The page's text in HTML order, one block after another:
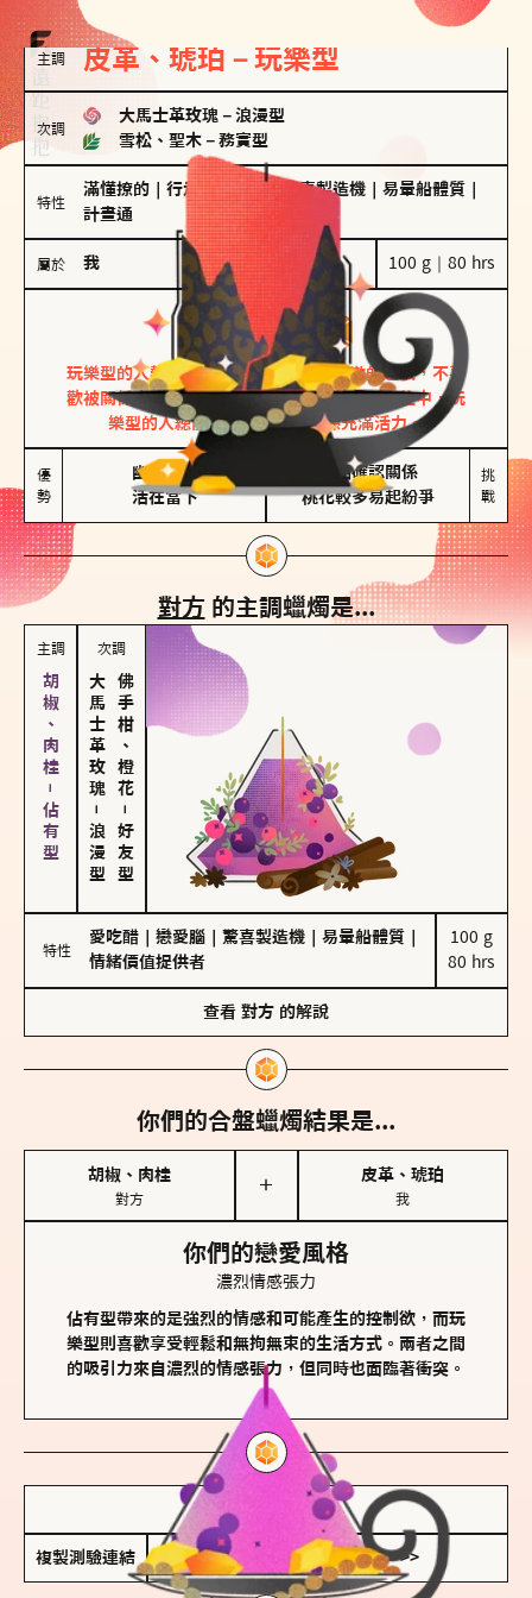
主調 皮革、琥珀－玩樂型
次調
大馬士革玫瑰 － 浪漫型
雪松、聖木 － 務實型
特性
滿懂撩的 行走的發電機｜ 驚喜製造機 易暈船體質
計畫通
屬於 我 100 g｜80 hrs
玩樂型
皮革、琥珀
玩樂型的人熱情洋溢，視戀愛為一場刺激的遊戲，不喜
歡被關係中的限制綑綁。無論是約會中還是交往中，玩
樂型的人總能帶來樂趣，讓關係充滿活力。
優
勢
幽默風趣
活在當下
害怕確認關係
桃花較多易起紛爭
挑
戰
對方 的主調蠟燭是...
主調
胡椒、肉桂－佔有型
次調
大馬士革玫瑰
－
浪漫型
佛手柑、橙花
－
好友型
特性
愛吃醋 戀愛腦 驚喜製造機 易暈船體質
情緒價值提供者
100 g
80 hrs
查看 對方 的解說
你們的合盤蠟燭結果是...
胡椒、肉桂
對方
＋
皮革、琥珀
我
你們的戀愛風格
濃烈情感張力
佔有型帶來的是強烈的情感和可能產生的控制欲，而玩
樂型則喜歡享受輕鬆和無拘無束的生活方式。兩者之間
的吸引力來自濃烈的情感張力，但同時也面臨著衝突。
儲存我的結果圖
複製測驗連結 查看香氛類型全解析 >>>